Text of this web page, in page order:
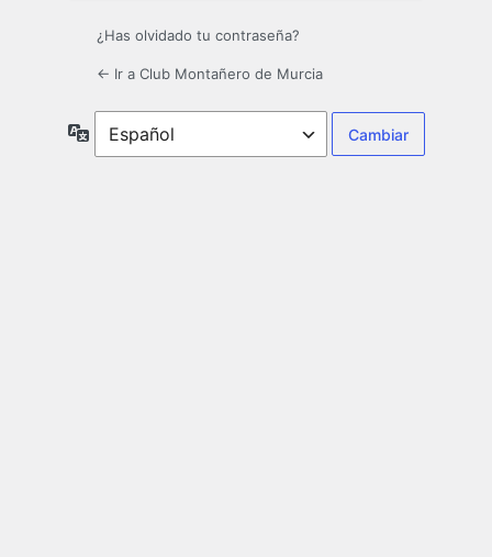
¿Has olvidado tu contraseña?
← Ir a Club Montañero de Murcia
Idioma